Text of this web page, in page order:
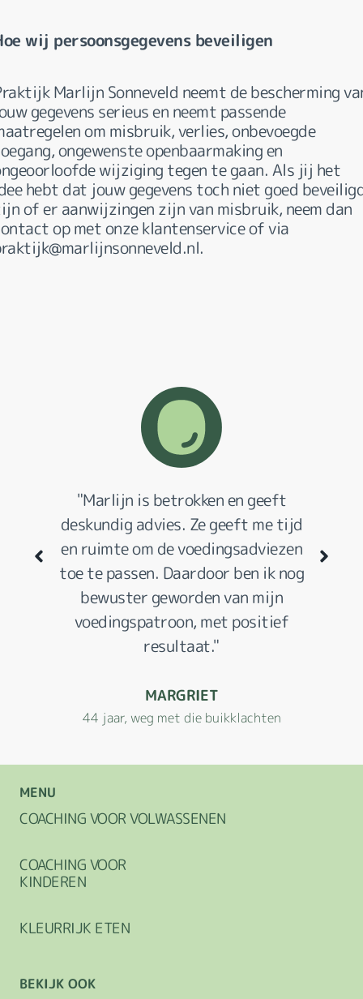
wij persoonsgegevens beveiligen
Marlijn Sonneveld neemt de bescherming
gegevens serieus en neemt passende
om misbruik, verlies, onbevoegde
ongewenste openbaarmaking en
wijziging tegen te gaan. Als jij het
hebt dat jouw gegevens toch niet goed
of er aanwijzingen zijn van misbruik, neem dan
op met onze klantenservice of via
"Marlijn is betrokken en geeft
deskundig advies. Ze geeft me tijd
en ruimte om de voedingsadviezen
toe te passen. Daardoor ben ik nog
bewuster geworden van mijn
voedingspatroon, met positief
resultaat."
MARGRIET
44 jaar, weg met die buikklachten
wat
MENU
COACHING VOOR VOLWASSENEN
COACHING VOOR
KINDEREN
KLEURRIJK ETEN
BEKIJK OOK